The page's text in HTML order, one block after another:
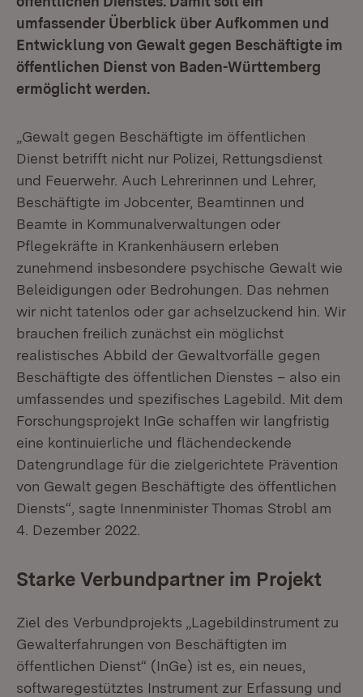
umfassender Überblick über Aufkommen und
Entwicklung von Gewalt gegen Beschäftigte im
öffentlichen Dienst von Baden-Württemberg
ermöglicht werden.
„Gewalt gegen Beschäftigte im öffentlichen
Dienst betrifft nicht nur Polizei, Rettungsdienst
und Feuerwehr. Auch Lehrerinnen und Lehrer,
Beschäftigte im Jobcenter, Beamtinnen und
Beamte in Kommunalverwaltungen oder
Pflegekräfte in Krankenhäusern erleben
zunehmend insbesondere psychische Gewalt wie
Beleidigungen oder Bedrohungen. Das nehmen
wir nicht tatenlos oder gar achselzuckend hin. Wir
brauchen freilich zunächst ein möglichst
realistisches Abbild der Gewaltvorfälle gegen
Beschäftigte des öffentlichen Dienstes – also ein
umfassendes und spezifisches Lagebild. Mit dem
Forschungsprojekt InGe schaffen wir langfristig
eine kontinuierliche und flächendeckende
Datengrundlage für die zielgerichtete Prävention
von Gewalt gegen Beschäftigte des öffentlichen
Diensts“, sagte Innenminister Thomas Strobl am
4. Dezember 2022.
Starke Verbundpartner im Projekt
Ziel des Verbundprojekts „Lagebildinstrument zu
Gewalterfahrungen von Beschäftigten im
öffentlichen Dienst“ (InGe) ist es, ein neues,
softwaregestütztes Instrument zur Erfassung und